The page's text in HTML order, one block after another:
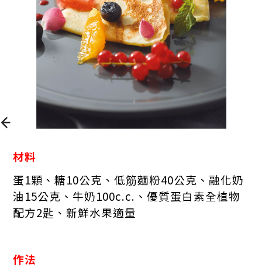
材料
蛋1顆、糖10公克、低筋麵粉40公克、融化奶
油15公克、牛奶100c.c.、優質蛋白素全植物
配方2匙、新鮮水果適量
作法